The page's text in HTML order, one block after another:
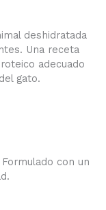
deshidratada
Una receta
adecuado
gato.
con un